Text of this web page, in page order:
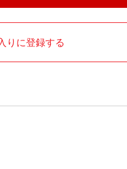
りに登録する